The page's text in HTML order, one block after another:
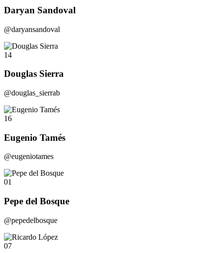
Daryan Sandoval
@daryansandoval
14
Douglas Sierra
@douglas_sierrab
16
Eugenio Tamés
@eugeniotames
01
Pepe del Bosque
@pepedelbosque
07